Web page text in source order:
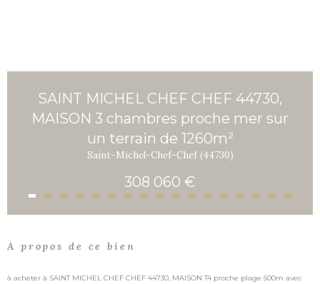
SAINT MICHEL CHEF CHEF 44730,
MAISON 3 chambres proche mer sur
un terrain de 1260m²
Saint-Michel-Chef-Chef (44730)
308 060 €
A propos de ce bien
à acheter à SAINT MICHEL CHEF CHEF 44730, MAISON T4 proche plage 500m avec